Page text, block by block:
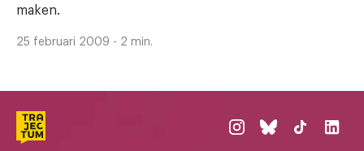
maken.
25 februari 2009 - 2 min.